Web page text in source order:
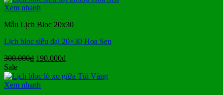
109.000₫.
Xem nhanh
Mẫu Lịch Bloc 20x30
Lịch bloc siêu đại 20×30 Hoa Sen
300.000₫ Giá
là:
300.000₫.
190.000₫Giá
tại
Sale
Xem nhanh